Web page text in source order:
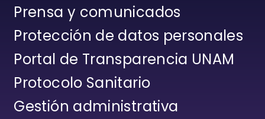
Prensa y comunicados
Protección de datos personales
Portal de Transparencia UNAM
Protocolo Sanitario
Gestión administrativa